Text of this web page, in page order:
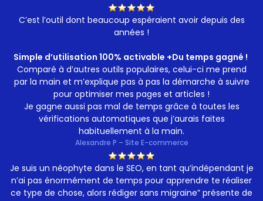
C’est l’outil dont beaucoup espéraient avoir depuis des
années !
Simple d’utilisation 100% activable +Du temps gagné !
Comparé à d’autres outils populaires, celui-ci me prend
par la main et m’explique pas à pas la démarche à suivre
pour optimiser mes pages et articles !
Je gagne aussi pas mal de temps grâce à toutes les
vérifications automatiques que j’aurais faites
habituellement à la main.
Alexandre P – Site E-commerce
Je suis un néophyte dans le SEO, en tant qu’indépendant je
n’ai pas énormément de temps pour apprendre te réaliser
ce type de chose, alors rédiger sans migraine” présente de